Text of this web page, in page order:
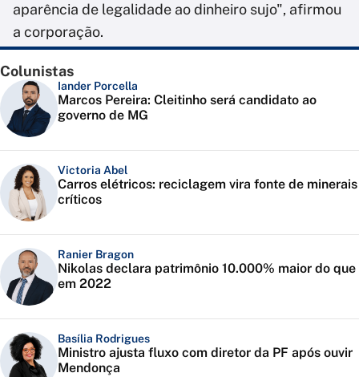
aparência de legalidade ao dinheiro sujo", afirmou
a corporação.
Colunistas
Iander Porcella
Marcos Pereira: Cleitinho será candidato ao
governo de MG
Victoria Abel
Carros elétricos: reciclagem vira fonte de minerais
críticos
Ranier Bragon
Nikolas declara patrimônio 10.000% maior do que
em 2022
Basília Rodrigues
Ministro ajusta fluxo com diretor da PF após ouvir
Mendonça